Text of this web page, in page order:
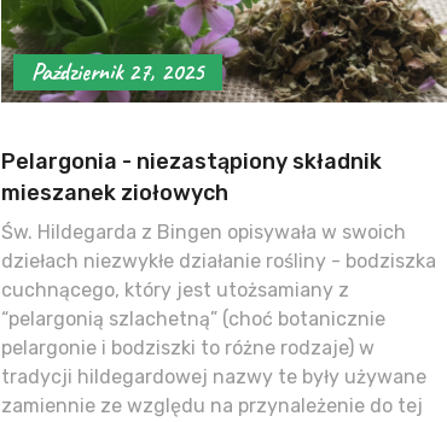
Październik 27, 2025
Pelargonia - niezastąpiony składnik
mieszanek ziołowych
Św. Hildegarda z Bingen opisywała w swoich
dziełach niezwykłe działanie rośliny - bodziszka
cuchnącego, który jest utożsamiany z
“pelargonią szlachetną” (choć botanicznie
pelargonie i bodziszki to różne rodzaje) w
tradycji hildegardowej nazwy te były używane
zamiennie ze względu na przynależenie do tej